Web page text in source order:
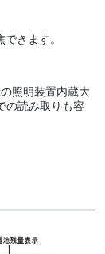
きます。
照明装置内蔵大
の読み取りも容